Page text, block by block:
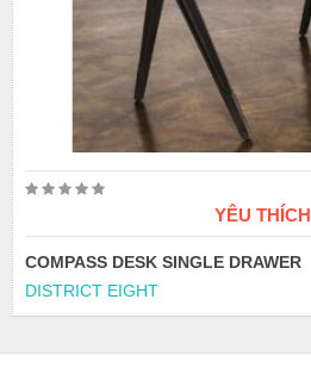
YÊU THÍCH
COMPASS DESK SINGLE DRAWER
DISTRICT EIGHT